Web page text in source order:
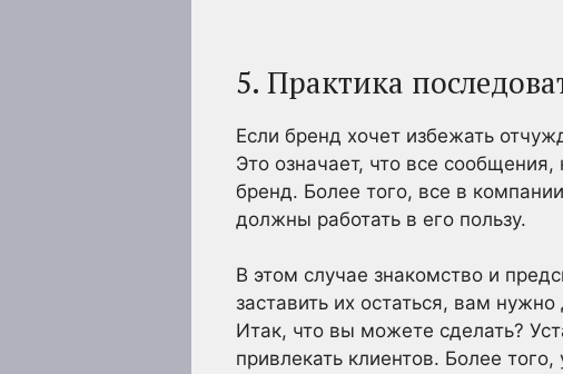
5. Практика
Если бренд хочет избежать
Это означает, что все
бренд. Более того, все в
должны работать в его пользу.
В этом случае знакомство и
заставить их остаться, вам
Итак, что вы можете сделать?
привлекать клиентов. Более